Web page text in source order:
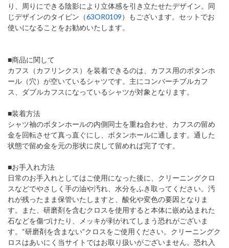
り、周りにできる陰影により立体感を引き立たせたデザイン。同
じデザインのタイピン（63OR0109）もございます。セットでお
使いになることをお勧めいたします。
■商品に関して
カフス（カフリンクス）を装着できるのは、カフス用のボタンホ
ール（穴）が空いているシャツです。主にコンバーチブルカフ
ス、ダブルカフスになっているシャツが対象となります。
■装着方法
シャツ袖のボタンホールの内側同士を重ね合わせ、カフスの留め
金を回転させて真っ直ぐにし、ボタンホールに通します。通した
状態で留め金を元の形状に戻して留めれば完了です。
■お手入れ方法
日常のお手入れとしてはご使用になった後に、クリーニングクロ
スなどでやさしく手の油や汚れ、水分をふき取ってください。汚
れが残ったまま保管いたしますと、酸化や変色の要因となりま
す。また、研磨剤を含むクロスを使用すると本体に嵌め込まれた
石などを傷づけたり、メッキが剥がれてしまう恐れがございま
す。“研磨剤を含まない”クロスをご使用ください。クリーニングク
ロスはあいにく当サイトではお取り扱いがございません。恐れ入